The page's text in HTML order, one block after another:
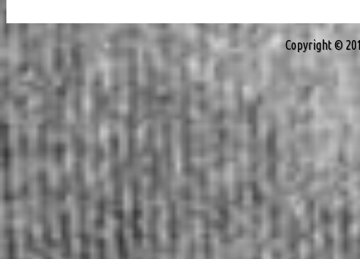
Copyright ©